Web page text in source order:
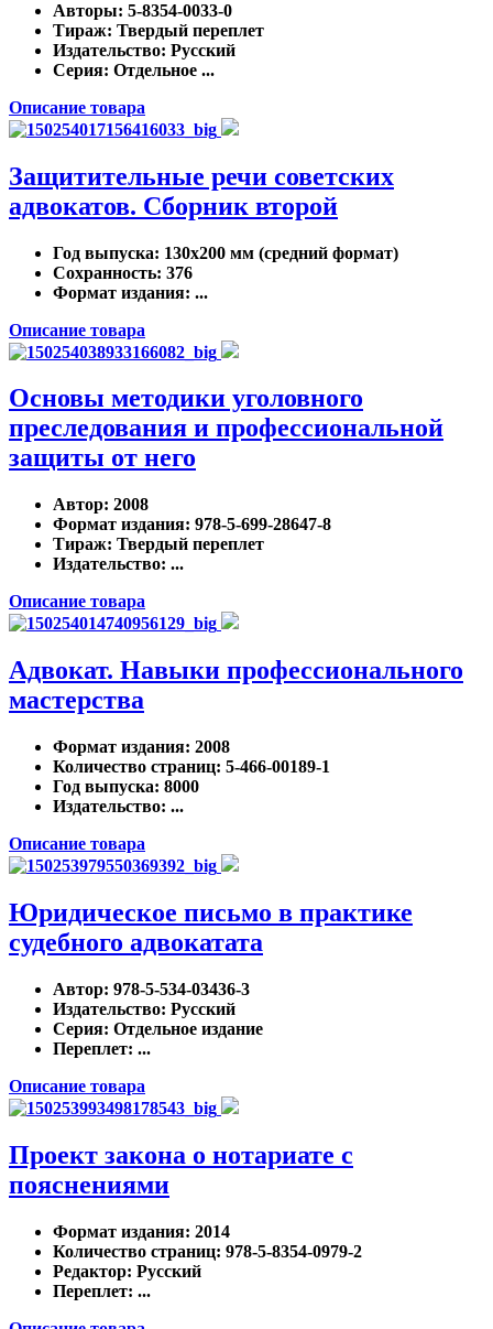
Авторы: 5-8354-0033-0
Тираж: Твердый переплет
Издательство: Русский
Серия: Отдельное ...
Описание товара
Защитительные речи советских
адвокатов. Сборник второй
Год выпуска: 130х200 мм (средний формат)
Сохранность: 376
Формат издания: ...
Описание товара
Основы методики уголовного
преследования и профессиональной
защиты от него
Автор: 2008
Формат издания: 978-5-699-28647-8
Тираж: Твердый переплет
Издательство: ...
Описание товара
Адвокат. Навыки профессионального
мастерства
Формат издания: 2008
Количество страниц: 5-466-00189-1
Год выпуска: 8000
Издательство: ...
Описание товара
Юридическое письмо в практике
судебного адвокатата
Автор: 978-5-534-03436-3
Издательство: Русский
Серия: Отдельное издание
Переплет: ...
Описание товара
Проект закона о нотариате с
пояснениями
Формат издания: 2014
Количество страниц: 978-5-8354-0979-2
Редактор: Русский
Переплет: ...